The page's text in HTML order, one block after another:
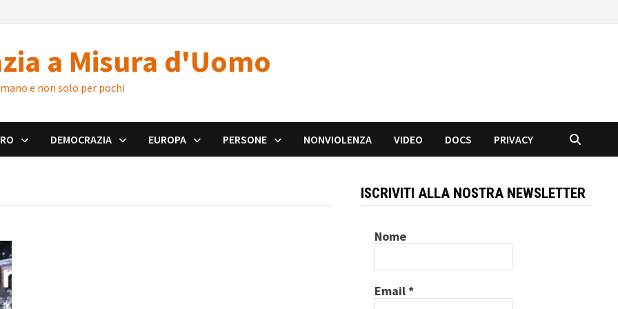
a Misura d'Uomo
e non solo per pochi
DEMOCRAZIA EUROPA PERSONE NONVIOLENZA VIDEO DOCS PRIVACY
ISCRIVITI ALLA NOSTRA NEWSLETTER
Nome
Email*